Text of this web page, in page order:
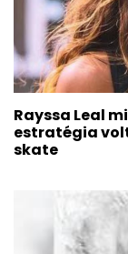
Rayssa Leal
estratégia
skate